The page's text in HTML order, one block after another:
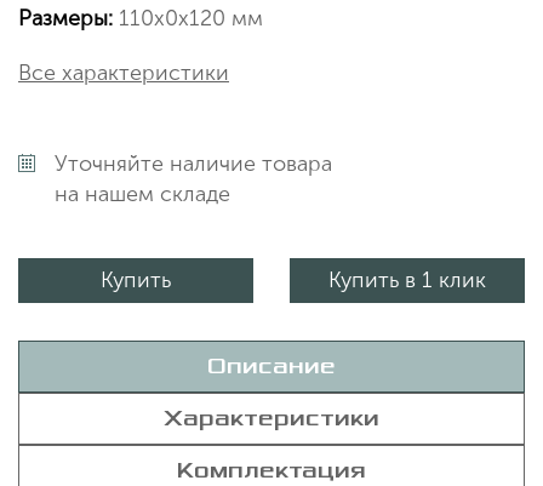
Размеры: 110х0х120 мм
Все характеристики
Уточняйте наличие товара
на нашем складе
Купить Купить в 1 клик
Описание
Характеристики
Комплектация